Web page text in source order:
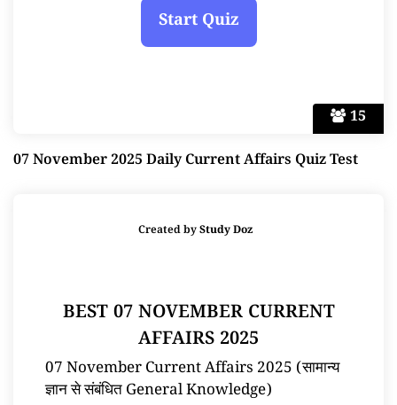
15
07 November 2025 Daily Current Affairs Quiz Test
Created byStudy Doz
BEST 07 NOVEMBER CURRENT
AFFAIRS 2025
07 November Current Affairs 2025 (सामान्य
ज्ञान से संबंधित General Knowledge)